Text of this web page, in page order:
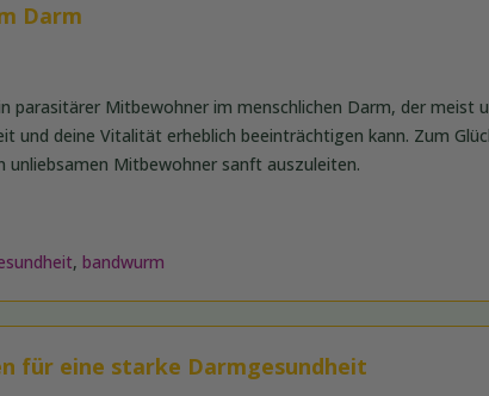
Darm
parasitärer Mitbewohner im menschlichen Darm, der meist
und deine Vitalität erheblich beeinträchtigen kann. Zum
unliebsamen Mitbewohner sanft auszuleiten.
,bandwurm
für eine starke Darmgesundheit